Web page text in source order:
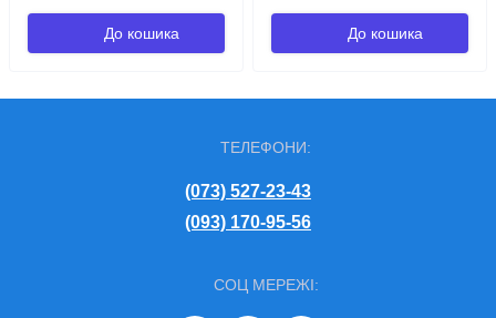
До кошика До кошика
ТЕЛЕФОНИ:
(073) 527-23-43
(093) 170-95-56
СОЦ МЕРЕЖІ: